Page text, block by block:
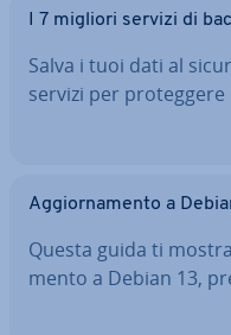
I 7 migliori servizi di
Salva i tuoi dati al
servizi per
Ag­gior­na­men­to a
Questa guida ti
men­to a Debian 13,